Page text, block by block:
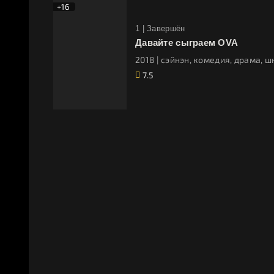
+16
1 |Завершён
Давайте сыграем OVA
2018 | сэйнэн, комедия, драма,
7.5